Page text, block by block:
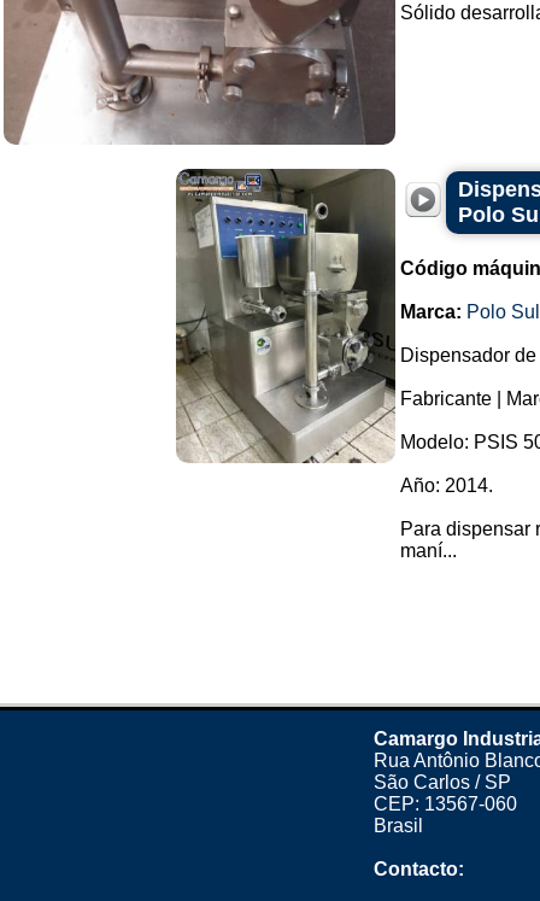
Sólido
Polo
Código
Marca: Polo
Dispensador
Fabricante |
Modelo: PSIS
Año: 2014.
Para dispensar
maní...
Camargo
Rua Antônio
São Carlos / SP
CEP: 13567-060
Brasil
Contacto: